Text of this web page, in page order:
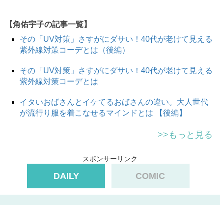
ピースです。今げん材は、ストレートシルエットもしくは
Aラインシルエットが多いので、コクーンシルエットが少
し古い印象にもなりかねません。ぜひ該当しそうなワンピ
ースがご自宅に眠っていればこの春サヨナラを。
【角佑宇子の記事一覧】
その「UV対策」さすがにダサい！40代が老けて見える
紫外線対策コーデとは（後編）
その「UV対策」さすがにダサい！40代が老けて見える
紫外線対策コーデとは
イタいおばさんとイケてるおばさんの違い。大人世代
が流行り服を着こなせるマインドとは 【後編】
>>もっと見る
スポンサーリンク
DAILY COMIC